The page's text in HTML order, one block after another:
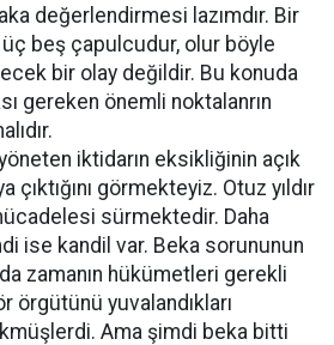
değerlendirmesi lazımdır. Bir
üç beş çapulcudur, olur böyle
bir olay değildir. Bu konuda
gereken önemli noktalanrın
iktidarın eksikliğinin açık
görmekteyiz. Otuz yıldır
sürmektedir. Daha
ise kandil var. Beka sorununun
zamanın hükümetleri gerekli
örgütünü yuvalandıkları
Ama şimdi beka bitti